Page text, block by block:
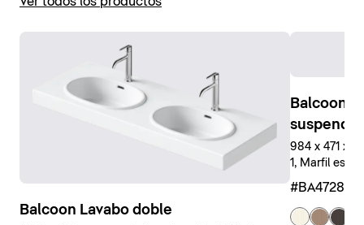
Balcoon Lavabo doble
Balcoon
984 x 471 x
1, Marfil